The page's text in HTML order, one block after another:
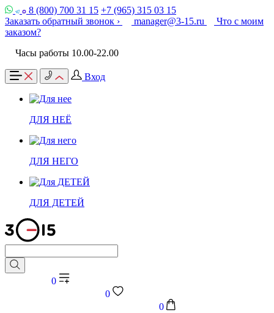
8 (800) 700 31 15 +7 (965) 315 03 15
Заказать обратный звонок ›
manager@3-15.ru
Что с моим
заказом?
Часы работы 10.00-22.00
Вход
ДЛЯ НЕЁ
ДЛЯ НЕГО
ДЛЯ ДЕТЕЙ
0
0
0